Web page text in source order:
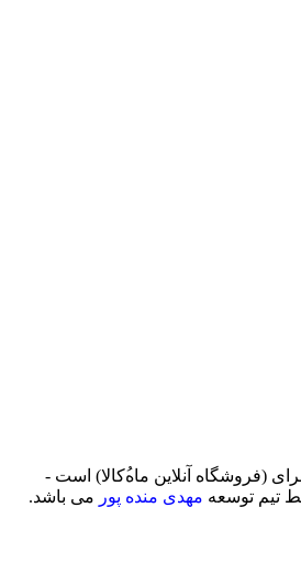
(فروشگاه آنلاین ماه‌‌‌‌‌‌ُکالا) است -
تیم توسعه مهدی منده پور می باشد.